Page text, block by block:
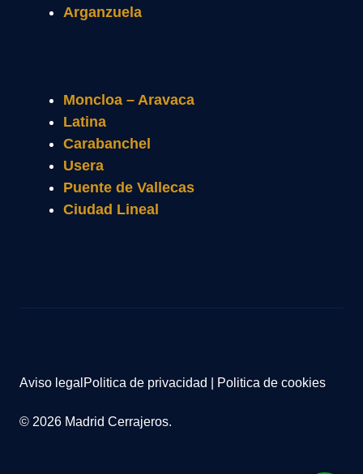
Arganzuela
Moncloa – Aravaca
Latina
Carabanchel
Usera
Puente de Vallecas
Ciudad Lineal
© 2026 Madrid Cerrajeros.
Aviso legal Politica de privacidad Politica de cookies